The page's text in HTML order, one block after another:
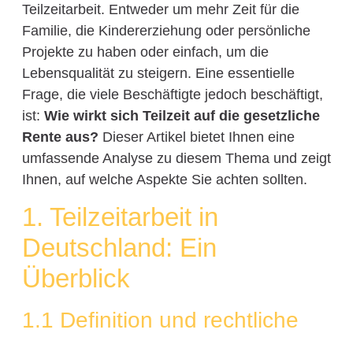
Teilzeitarbeit. Entweder um mehr Zeit für die
Familie, die Kindererziehung oder persönliche
Projekte zu haben oder einfach, um die
Lebensqualität zu steigern. Eine essentielle
Frage, die viele Beschäftigte jedoch beschäftigt,
ist: Wie wirkt sich Teilzeit auf die gesetzliche
Rente aus? Dieser Artikel bietet Ihnen eine
umfassende Analyse zu diesem Thema und zeigt
Ihnen, auf welche Aspekte Sie achten sollten.
1. Teilzeitarbeit in
Deutschland: Ein
Überblick
1.1 Definition und rechtliche